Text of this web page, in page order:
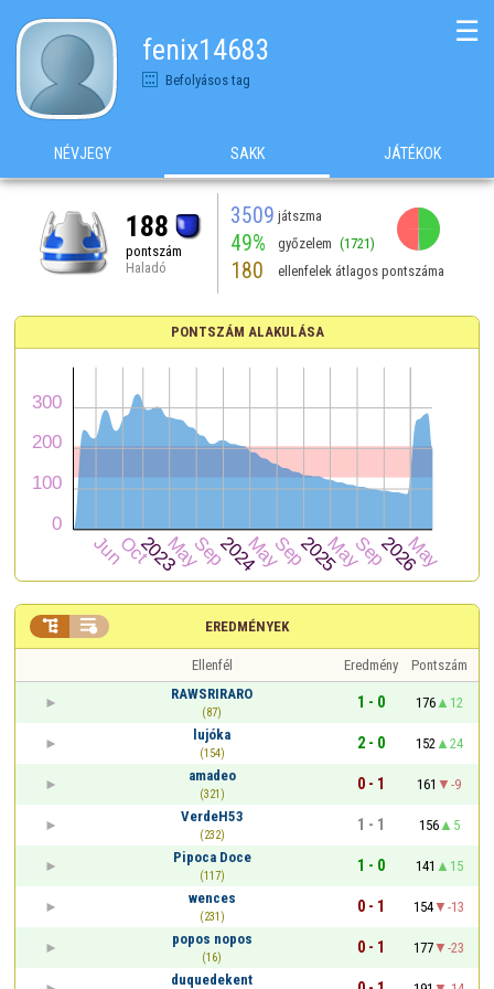
fenix14683
Befolyásos tag
☰
NÉVJEGY SAKK JÁTÉKOK
188
pontszám
Haladó
3509 játszma
49% győzelem (1721)
180 ellenfelek átlagos pontszáma
PONTSZÁM ALAKULÁSA
EREDMÉNYEK
 
Ellenfél Eredmény
Pontszám
RAWSRIRARO
(87)
1 - 0 176
12
lujóka
(154)
2 - 0 152
24
amadeo
(321)
0 - 1 161
-9
VerdeH53
(232)
1 - 1 156
5
Pipoca Doce
(117)
1 - 0 141
15
wences
(231)
0 - 1 154
-13
popos nopos
(16)
0 - 1 177
-23
duquedekent